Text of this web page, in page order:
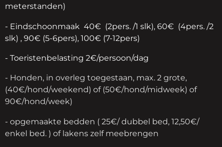
meterstanden)
- Eindschoonmaak 40€ (2pers. /1 slk), 60€ (4pers. /2
slk) , 90€ (5-6pers), 100€ (7-12pers)
- Toeristenbelasting 2€/persoon/dag
- Honden, in overleg toegestaan, max. 2 grote,
(40€/hond/weekend) of (50€/hond/midweek) of
90€/hond/week)
- opgemaakte bedden ( 25€/ dubbel bed, 12,50€/
enkel bed. ) of lakens zelf meebrengen